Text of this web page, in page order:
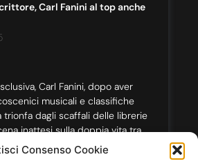
Consenso Cookie
Carl Fanini al top anche
Carl Fanini, dopo aver
musicali e classifiche
trionfa dagli scaffali delle librerie
inattesi sulla doppia vita tra
canzoni devi colpire in 3